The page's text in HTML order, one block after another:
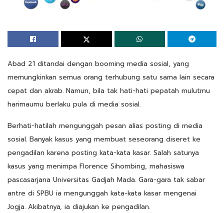
Abad 21 ditandai dengan booming media sosial, yang
memungkinkan semua orang terhubung satu sama lain secara
cepat dan akrab. Namun, bila tak hati-hati pepatah mulutmu
harimaumu berlaku pula di media sosial.
Berhati-hatilah mengunggah pesan alias posting di media
sosial. Banyak kasus yang membuat seseorang diseret ke
pengadilan karena posting kata-kata kasar. Salah satunya
kasus yang menimpa Florence Sihombing, mahasiswa
pascasarjana Universitas Gadjah Mada. Gara-gara tak sabar
antre di SPBU ia mengunggah kata-kata kasar mengenai
Jogja. Akibatnya, ia diajukan ke pengadilan.